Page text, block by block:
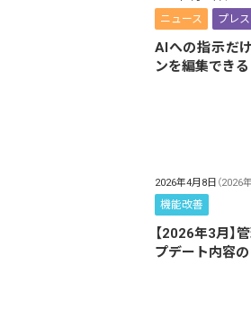
ニュース プレス
AIへの指示だ
ンを編集でき
2026年4月8日 （2026
機能改善
【2026年3月】
プデート内容